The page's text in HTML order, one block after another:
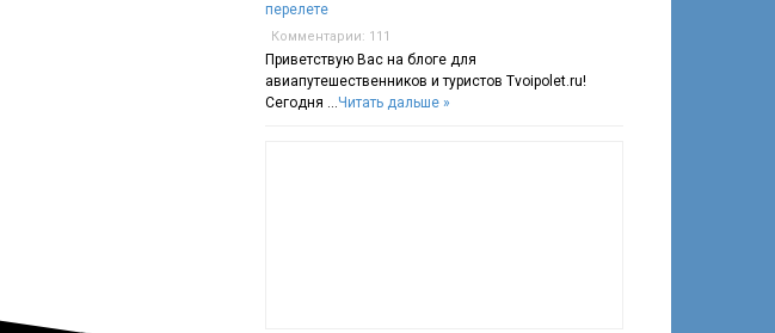
перелете
Комментарии: 111
Приветствую Вас на блоге для
авиапутешественников и туристов Tvoipolet.ru!
Сегодня …Читать дальше »